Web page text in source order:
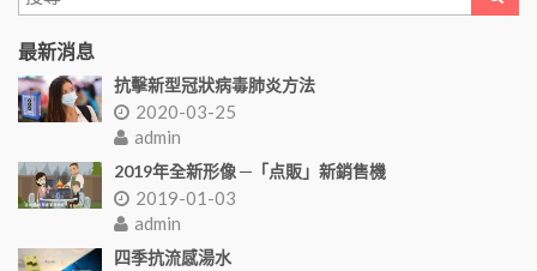
最新消息
抗擊新型冠狀病毒肺炎方法
2020-03-25
admin
2019年全新形像 ─「点販」新銷售機
2019-01-03
admin
四季抗流感湯水